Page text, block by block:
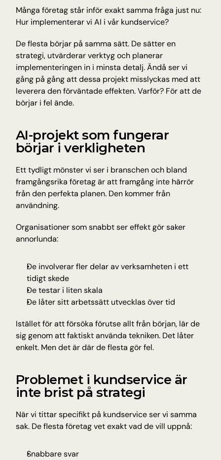
Uppdateringar
Håll dig uppdaterad med det senaste
Upptäck vår plattform
Teknologi
AI för precision, tillförlitlighet och snabbhet
Antagning, registrering och studentfrågor
E-handel
Produktfrågor om frakt och returer
Träning & hälsa
Bokningar, avbokningar och medlemssupport
Resor och gästfrihet
Bokningar, avbokningar och återbetalningar
Många företag står inför exakt samma fråga just nu:
Hur implementerar vi AI i vår kundservice?
De flesta börjar på samma sätt. De sätter en
strategi, utvärderar verktyg och planerar
implementeringen in i minsta detalj. Ändå ser vi
gång på gång att dessa projekt misslyckas med att
leverera den förväntade effekten. Varför? För att de
börjar i fel ände.
AI-projekt som fungerar
börjar i verkligheten
Ett tydligt mönster vi ser i branschen och bland
framgångsrika företag är att framgång inte härrör
från den perfekta planen. Den kommer från
användning.
Organisationer som snabbt ser effekt gör saker
annorlunda:
De involverar fler delar av verksamheten i ett
tidigt skede
De testar i liten skala
De låter sitt arbetssätt utvecklas över tid
Istället för att försöka förutse allt från början, lär de
sig genom att faktiskt använda tekniken. Det låter
enkelt. Men det är där de flesta gör fel.
Problemet i kundservice är
inte brist på strategi
När vi tittar specifikt på kundservice ser vi samma
sak. De flesta företag vet exakt vad de vill uppnå:
Snabbare svar